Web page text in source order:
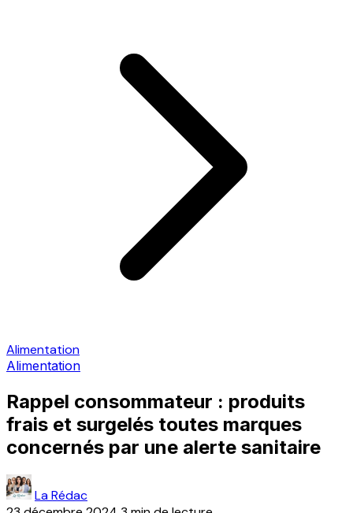
Alimentation
Alimentation
Rappel consommateur : produits
frais et surgelés toutes marques
concernés par une alerte sanitaire
La Rédac